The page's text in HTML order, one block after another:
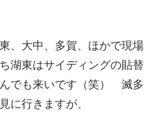
、大中、多賀、ほかで現場
湖東はサイディングの貼替
でも来いです（笑） 滅多
に行きますが、